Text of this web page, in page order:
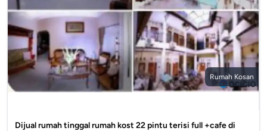
Rumah Kosan
Dijual rumah tinggal rumah kost 22 pintu terisi full +cafe di